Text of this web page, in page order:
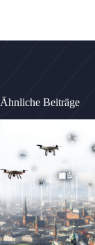
Ähnliche Beiträge